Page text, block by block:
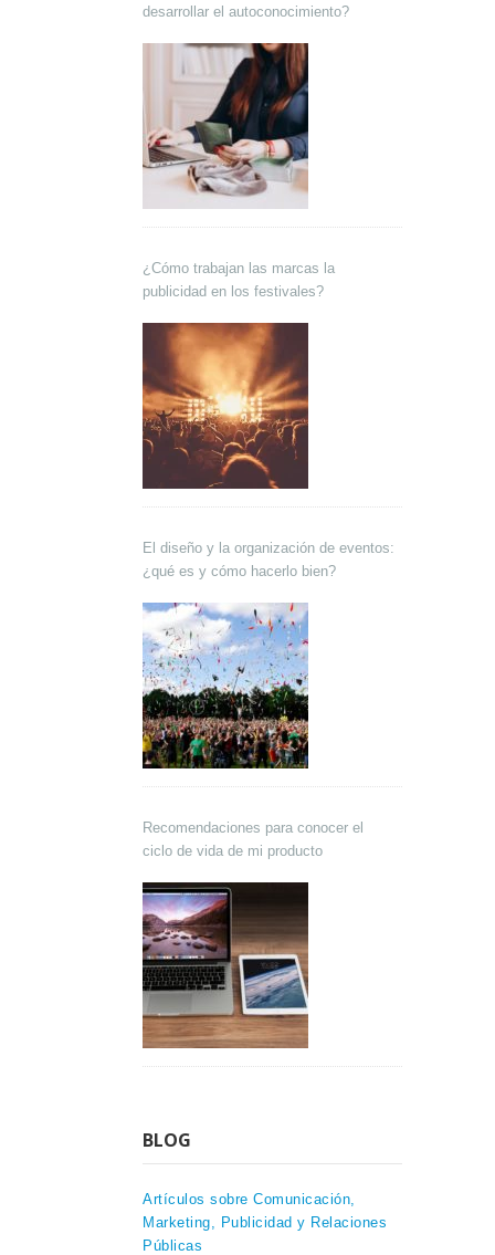
desarrollar el autoconocimiento?
¿Cómo trabajan las marcas la
publicidad en los festivales?
El diseño y la organización de eventos:
¿qué es y cómo hacerlo bien?
Recomendaciones para conocer el
ciclo de vida de mi producto
BLOG
Artículos sobre Comunicación,
Marketing, Publicidad y Relaciones
Públicas